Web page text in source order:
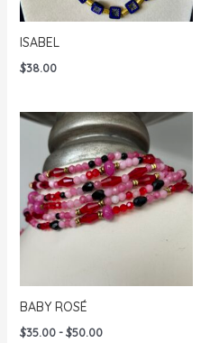
ISABEL
$38.00
BABY ROSÉ
$35.00 - $50.00Rango